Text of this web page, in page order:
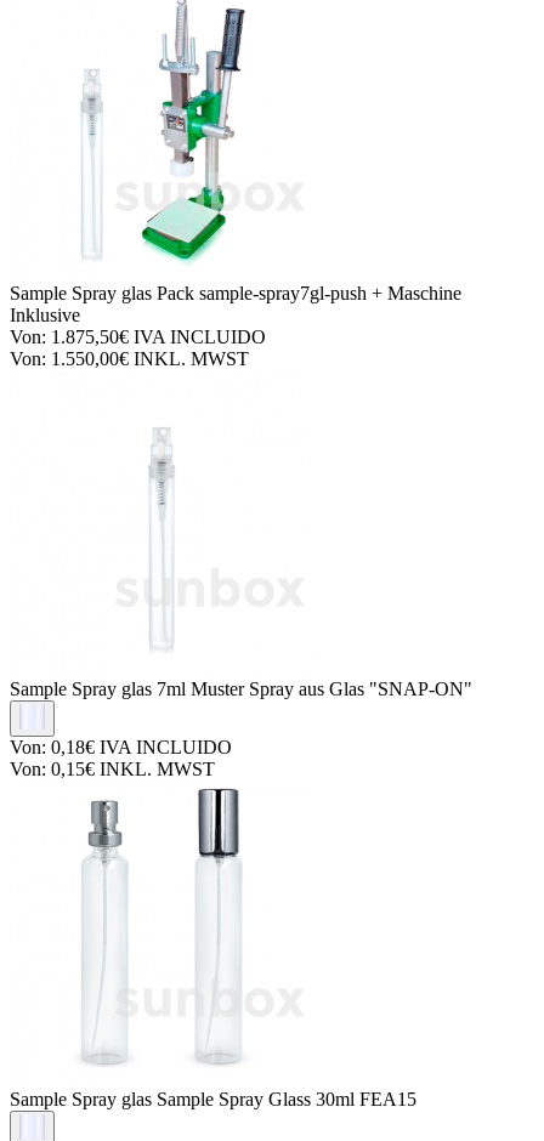
Sample Spray glas Pack sample-spray7gl-push + Maschine
Inklusive
Von: 1.875,50€ IVA INCLUIDO
Von: 1.550,00€ INKL. MWST
Sample Spray glas 7ml Muster Spray aus Glas "SNAP-ON"
Von: 0,18€ IVA INCLUIDO
Von: 0,15€ INKL. MWST
Sample Spray glas Sample Spray Glass 30ml FEA15